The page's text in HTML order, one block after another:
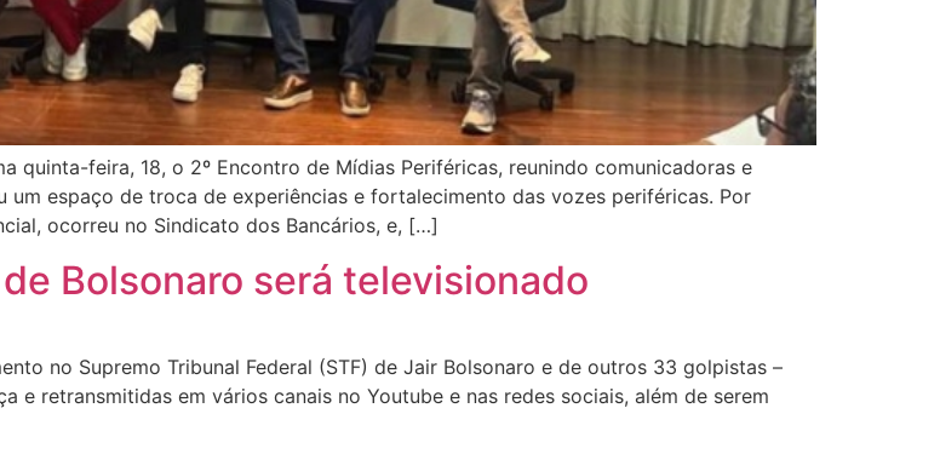
quinta-feira, 18, o 2º Encontro de Mídias Periféricas, reunindo comunicadoras e
espaço de troca de experiências e fortalecimento das vozes periféricas. Por
ocorreu no Sindicato dos Bancários, e, […]
Bolsonaro será televisionado
no Supremo Tribunal Federal (STF) de Jair Bolsonaro e de outros 33 golpistas –
e retransmitidas em vários canais no Youtube e nas redes sociais, além de serem